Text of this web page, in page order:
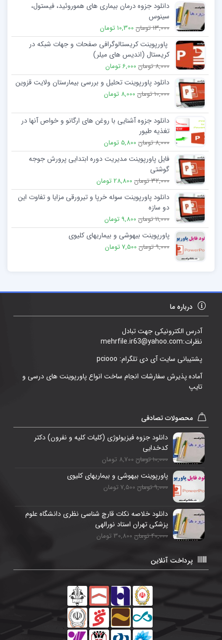
دانلود جزوه درمان بیماری ھای ھموروئید، فیستول،
سینوس
13,000 تومان 10,300 تومان
پاورپوینت کریستالوگرافی صفحات و جهات شبکه در
کریستال (اندیس های میلر)
8,000 تومان 6,000 تومان
دانلود پاورپوینت تحلیل و بررسی بیمارستان ولایت قزوین
10,000 تومان 8,000 تومان
دانلود جزوه آشنایی با روغن های ارگانو و خواص آنها در
تغذیه طیور
8,000 تومان 5,800 تومان
فایل پاورپوینت مدیریت دوره ابتدایی پرورش جوجه
گوشتی
32,000 تومان 28,800 تومان
دانلود پاورپوینت سوله خرپا و تیرورقی مزایا و تفاوت این
دو سازه
11,000 تومان 9,800 تومان
پاورپوینت بیهوشی و بیماریهای کلیوی
9,000 تومان 7,500 تومان
درباره ما
آدرس الکترونیکی جهت تبادل
نظرات:mehrfile.ir63@yahoo.com
پشتیبانی سایت آی دی تلگرام: pciooo
آماده پذیرش سفارشات انجام ساخت انواع پاورپوینت های درسی و
تایپ
محصولات تصادفی
دانلود جزوه فیزیولوژی (کلیات کلیه و نفرون) دکتر
کدخدایی
10,000 تومان 8,700 تومان
پاورپوینت بیهوشی و بیماریهای کلیوی
9,000 تومان 7,500 تومان
دانلود خلاصه نکات قارچ شناسی نظری دانشگاه علوم
پزشکی تهران استاد نورالهی
40,000 تومان 30,800 تومان
پرداخت آنلاین